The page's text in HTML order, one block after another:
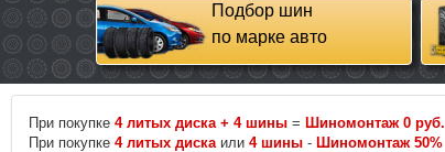
Подбор шин
по марке авто
При покупке 4 литых диска + 4 шины = Шиномонтаж 0 руб.
При покупке 4 литых диска или 4 шины - Шиномонтаж 50%